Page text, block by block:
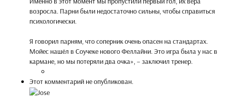
возросла. Парни были недостаточно сильны, чтобы справиться
психологически.
Я говорил парням, что соперник очень опасен на стандартах.
Мойес нашёл в Соучеке нового Феллайни. Это игра была у нас в
кармане, но мы потеряли два очка», – заключил тренер.
Этот комментарий не опубликован.